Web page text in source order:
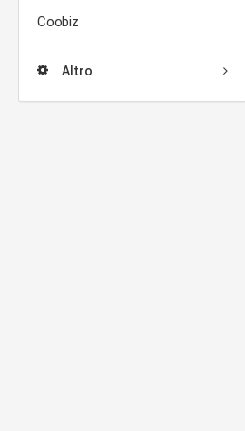
Coobiz
Altro